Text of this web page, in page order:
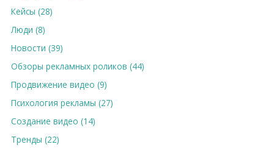
Кейсы (28)
Люди (8)
Новости (39)
Обзоры рекламных роликов (44)
Продвижение видео (9)
Психология рекламы (27)
Создание видео (14)
Тренды (22)